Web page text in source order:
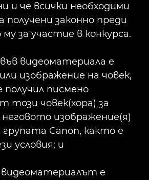
и че всички необходими
получени законно преди
за участие в конкурса.
във видеоматериала е
изображение на човек,
писмено
този човек(хора) за
неговото изображение(я)
Canon, както е
условия; и
видеоматериалът е